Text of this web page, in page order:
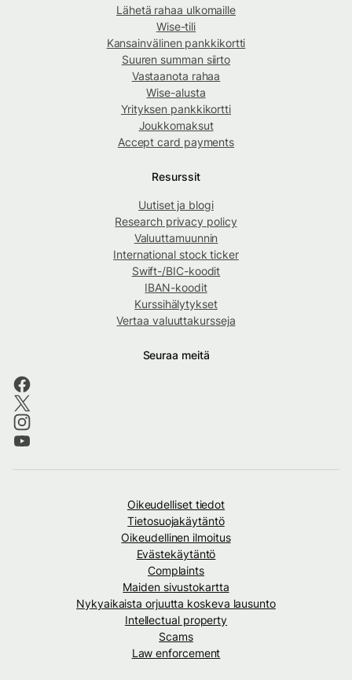
Lähetä rahaa ulkomaille
Wise-tili
Kansainvälinen pankkikortti
Suuren summan siirto
Vastaanota rahaa
Wise-alusta
Yrityksen pankkikortti
Joukkomaksut
Accept card payments
Resurssit
Uutiset ja blogi
Research privacy policy
Valuuttamuunnin
International stock ticker
Swift-/BIC-koodit
IBAN-koodit
Kurssihälytykset
Vertaa valuuttakursseja
Seuraa meitä
Oikeudelliset tiedot
Tietosuojakäytäntö
Oikeudellinen ilmoitus
Evästekäytäntö
Complaints
Maiden sivustokartta
Nykyaikaista orjuutta koskeva lausunto
Intellectual property
Scams
Law enforcement